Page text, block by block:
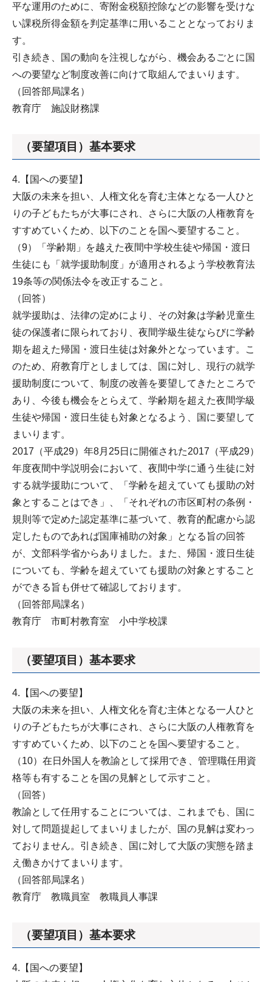
平な運用のために、寄附金税額控除などの影響を受けな
い課税所得金額を判定基準に用いることとなっておりま
す。
引き続き、国の動向を注視しながら、機会あるごとに国
への要望など制度改善に向けて取組んでまいります。
（回答部局課名）
教育庁 施設財務課
（要望項目）基本要求
4.【国への要望】
大阪の未来を担い、人権文化を育む主体となる一人ひと
りの子どもたちが大事にされ、さらに大阪の人権教育を
すすめていくため、以下のことを国へ要望すること。
（9）「学齢期」を越えた夜間中学校生徒や帰国・渡日
生徒にも「就学援助制度」が適用されるよう学校教育法
19条等の関係法令を改正すること。
（回答）
就学援助は、法律の定めにより、その対象は学齢児童生
徒の保護者に限られており、夜間学級生徒ならびに学齢
期を超えた帰国・渡日生徒は対象外となっています。こ
のため、府教育庁としましては、国に対し、現行の就学
援助制度について、制度の改善を要望してきたところで
あり、今後も機会をとらえて、学齢期を超えた夜間学級
生徒や帰国・渡日生徒も対象となるよう、国に要望して
まいります。
2017（平成29）年8月25日に開催された2017（平成29）
年度夜間中学説明会において、夜間中学に通う生徒に対
する就学援助について、「学齢を超えていても援助の対
象とすることはでき」、「それぞれの市区町村の条例・
規則等で定めた認定基準に基づいて、教育的配慮から認
定したものであれば国庫補助の対象」となる旨の回答
が、文部科学省からありました。また、帰国・渡日生徒
についても、学齢を超えていても援助の対象とすること
ができる旨も併せて確認しております。
（回答部局課名）
教育庁 市町村教育室 小中学校課
（要望項目）基本要求
4.【国への要望】
大阪の未来を担い、人権文化を育む主体となる一人ひと
りの子どもたちが大事にされ、さらに大阪の人権教育を
すすめていくため、以下のことを国へ要望すること。
（10）在日外国人を教諭として採用でき、管理職任用資
格等も有することを国の見解として示すこと。
（回答）
教諭として任用することについては、これまでも、国に
対して問題提起してまいりましたが、国の見解は変わっ
ておりません。引き続き、国に対して大阪の実態を踏ま
え働きかけてまいります。
（回答部局課名）
教育庁 教職員室 教職員人事課
（要望項目）基本要求
4.【国への要望】